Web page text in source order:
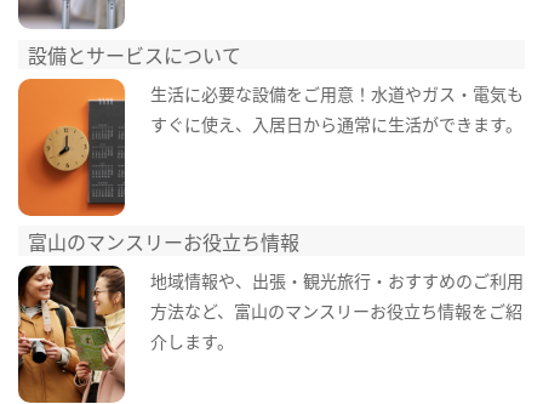
設備とサービスについて
生活に必要な設備をご用意！水道やガス・電気も
すぐに使え、入居日から通常に生活ができます。
富山のマンスリーお役立ち情報
地域情報や、出張・観光旅行・おすすめのご利用
方法など、富山のマンスリーお役立ち情報をご紹
介します。